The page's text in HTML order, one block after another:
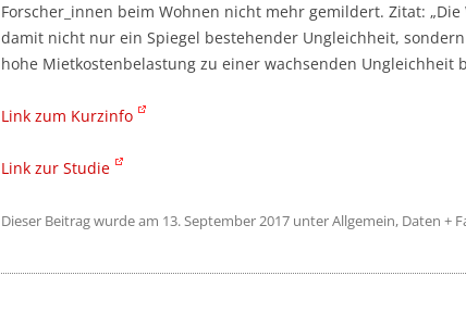
Forscher_innen beim Wohnen nicht mehr gemildert. Zitat:
damit nicht nur ein Spiegel bestehender Ungleichheit,
hohe Mietkostenbelastung zu einer wachsenden Ungleichheit
Link zum Kurzinfo
Link zur Studie
Dieser Beitrag wurde am 13. September 2017 unterAllgemein, Daten +